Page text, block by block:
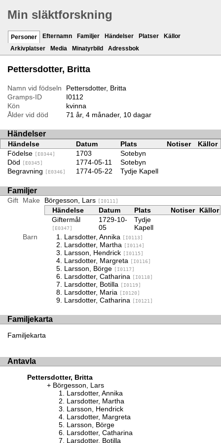
Min släktforskning
Personer Efternamn Familjer Händelser Platser
Källor
Arkivplatser
Media Minatyrbild Adressbok
Pettersdotter, Britta
Namn vid födseln
Pettersdotter, Britta
Gramps-ID
I0112
Kön
kvinna
Ålder vid död
71 år, 4 månader, 10 dagar
Händelser
Händelse Datum Plats Notiser
Källor
Födelse
[E0344] 1703
Sotebyn
Död
[E0345] 1774-05-11
Sotebyn
Begravning
[E0346] 1774-05-22 Tydje Kapell
Familjer
Gift Make Börgesson, Lars [I0111]
Händelse Datum Plats Notiser
Källor
Giftermål
[E0347]
1729-10-
05
Tydje
Kapell
Barn
Larsdotter, Annika [I0113]
Larsdotter, Martha [I0114]
Larsson, Hendrick [I0115]
Larsdotter, Margreta [I0116]
Larsson, Börge [I0117]
Larsdotter, Catharina [I0118]
Larsdotter, Botilla [I0119]
Larsdotter, Maria [I0120]
Larsdotter, Catharina [I0121]
Familjekarta
Familjekarta
Antavla
Pettersdotter, Britta
Börgesson, Lars
Larsdotter, Annika
Larsdotter, Martha
Larsson, Hendrick
Larsdotter, Margreta
Larsson, Börge
Larsdotter, Catharina
Larsdotter, Botilla